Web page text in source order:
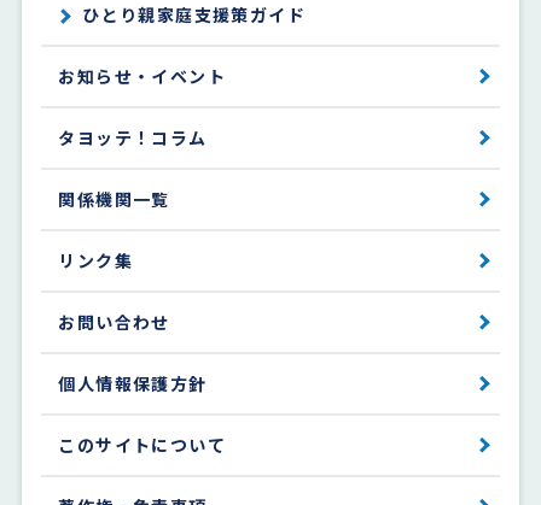
ひとり親家庭支援策ガイド
お知らせ・イベント
タヨッテ！コラム
関係機関一覧
リンク集
お問い合わせ
個人情報保護方針
このサイトについて